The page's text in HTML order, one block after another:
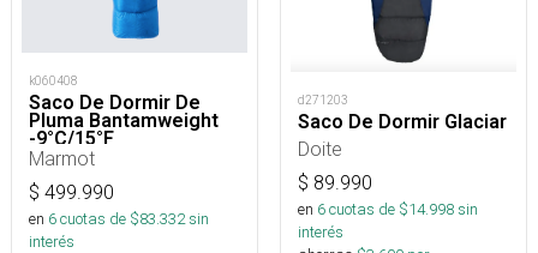
k060408
Saco De Dormir De
Pluma Bantamweight
-9°C/15°F
Marmot
$ 499.990
en 6cuotas de $83.332sin
interés
d271203
Saco De Dormir Glaciar
Doite
$ 89.990
en 6cuotas de $14.998sin
interés